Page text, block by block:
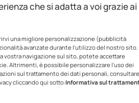
questa mousse apporta un
alla capigliatura facilitando
sua formula-trattamento protegge
la loro bellezza. Sublima il
che si adatta a voi grazie ai
una migliore personalizzazione (pubblicità
avanzate durante l'utilizzo del nostro sito.
vostra navigazione sul sito, potete accettare
Altrimenti, è possibile personalizzare l'uso dei
sul trattamento dei dati personali,
cliccando qui sotto:Informativa sul